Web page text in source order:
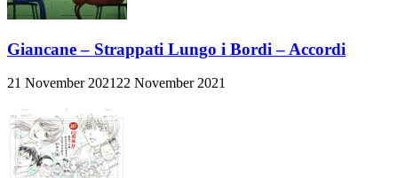
Giancane – Strappati Lungo i Bordi – Accordi
21 November 2021 22 November 2021